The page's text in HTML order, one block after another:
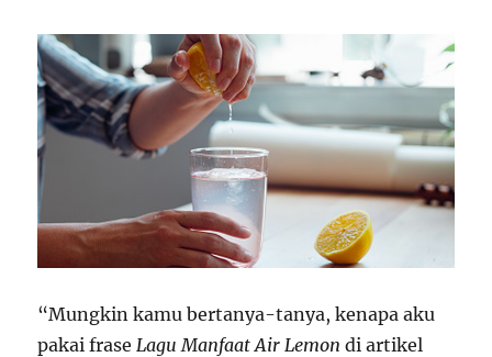
“Mungkin kamu bertanya-tanya, kenapa aku
pakai frase Lagu Manfaat Air Lemon di artikel